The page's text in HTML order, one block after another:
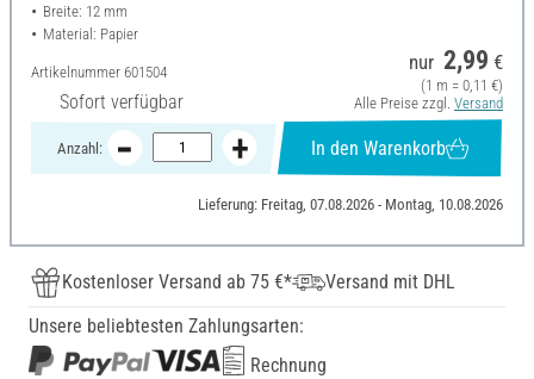
Breite: 12 mm
Material: Papier
Artikelnummer 601504
Sofort verfügbar
nur 2,99 €
(1 m = 0,11 €)
Alle Preise zzgl. Versand
Anzahl: In den Warenkorb
Lieferung: Freitag, 07.08.2026 - Montag, 10.08.2026
Kostenloser Versand ab 75 €*
Versand mit DHL
Unsere beliebtesten Zahlungsarten:
Rechnung